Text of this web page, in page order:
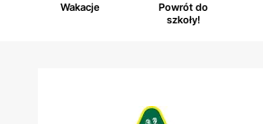
Wakacje
Powrót do
szkoły!